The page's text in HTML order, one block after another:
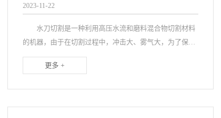
2023-11-22
水刀切割是一种利用高压水流和磨料混合物切割材料
的机器，由于在切割过程中，冲击大、雾气大，为了保证
生产安全性，在水刀防匹配双套设备安全防护门，实现快
速、精确、又安全的切割。 水刀房设备安全防
更多 +